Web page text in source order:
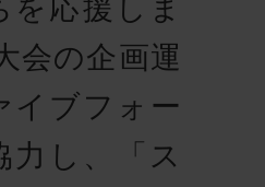
を応援しま
会の企画運
イブフォー
力し、「ス